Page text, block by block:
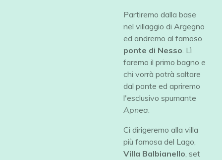
Partiremo dalla base
nel villaggio di Argegno
ed andremo al famoso
ponte di Nesso. Lì
faremo il primo bagno e
chi vorrà potrà saltare
dal ponte ed apriremo
l'esclusivo spumante
Apnea.
Ci dirigeremo alla villa
più famosa del Lago,
Villa Balbianello, set